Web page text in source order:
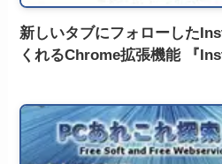
新しいタブにフォローした
くれるChrome拡張機能 『